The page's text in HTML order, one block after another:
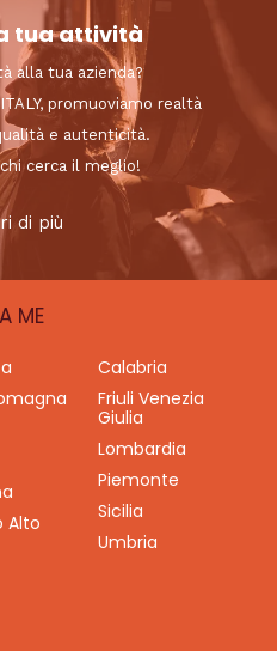
tua attività
alla tua azienda?
promuoviamo realtà
e autenticità.
cerca il meglio!
di più
ME
Calabria
Friuli Venezia
Giulia
Lombardia
Piemonte
Sicilia
Alto
Umbria